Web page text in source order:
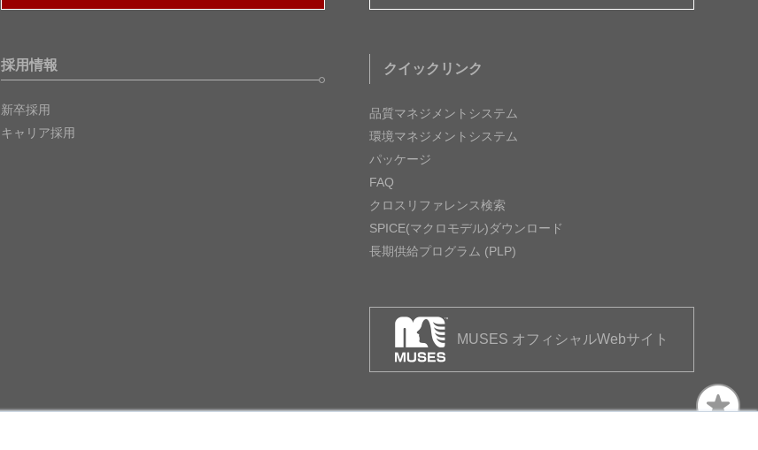
採用情報
新卒採用
キャリア採用
クイックリンク
品質マネジメントシステム
環境マネジメントシステム
パッケージ
FAQ
クロスリファレンス検索
SPICE(マクロモデル)ダウンロード
長期供給プログラム (PLP)
MUSES オフィシャルWebサイト